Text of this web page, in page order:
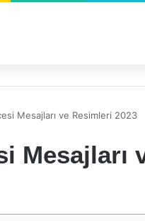
Mesajları ve Resimleri 2023
Mesajları